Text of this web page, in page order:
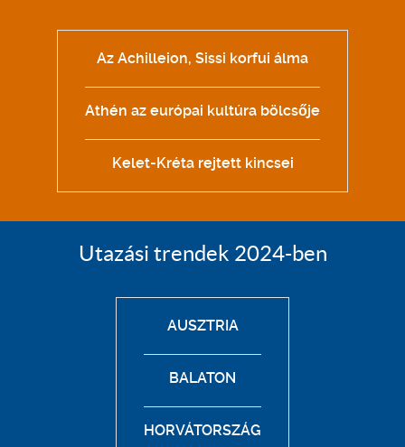
Az Achilleion, Sissi korfui álma
Athén az európai kultúra bölcsője
Kelet-Kréta rejtett kincsei
Utazási trendek 2024-ben
AUSZTRIA
BALATON
HORVÁTORSZÁG